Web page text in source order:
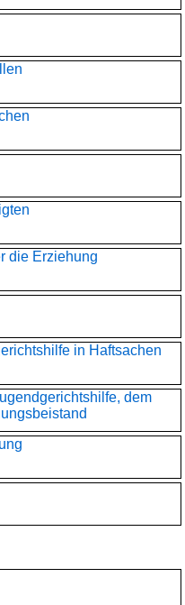
die Erziehung
in Haftsachen
dem